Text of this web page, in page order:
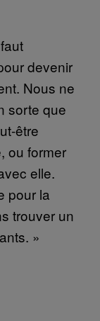
devenir
Nous ne
sorte que
être
ou former
elle.
pour la
trouver un
»